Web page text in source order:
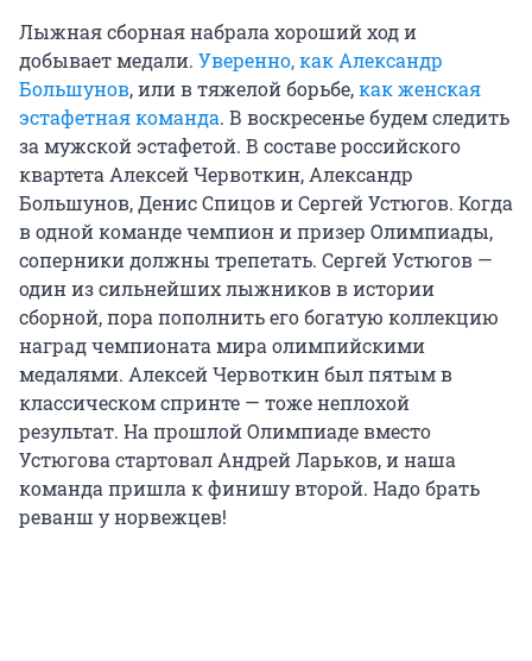
Лыжная сборная набрала хороший ход и
добывает медали. Уверенно, как Александр
Большунов, или в тяжелой борьбе,как женская
эстафетная команда. В воскресенье будем следить
за мужской эстафетой. В составе российского
квартета Алексей Червоткин, Александр
Большунов, Денис Спицов и Сергей Устюгов. Когда
в одной команде чемпион и призер Олимпиады,
соперники должны трепетать. Сергей Устюгов —
один из сильнейших лыжников в истории
сборной, пора пополнить его богатую коллекцию
наград чемпионата мира олимпийскими
медалями. Алексей Червоткин был пятым в
классическом спринте — тоже неплохой
результат. На прошлой Олимпиаде вместо
Устюгова стартовал Андрей Ларьков, и наша
команда пришла к финишу второй. Надо брать
реванш у норвежцев!